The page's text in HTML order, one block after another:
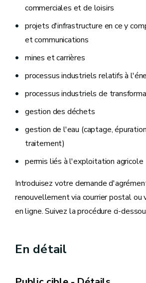
commerciales et de loisirs
projets d'infrastructure en ce y
et communications
mines et carrières
processus industriels relatifs à
processus industriels de
gestion des déchets
gestion de l'eau (captage,
traitement)
permis liés à l'exploitation agricole
Introduisez votre demande
renouvellement via courrier postal ou
en ligne. Suivez la procédure ci-
En détail